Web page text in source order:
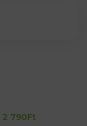
2 790Ft